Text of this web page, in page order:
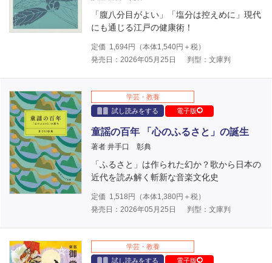
「腹八分目がよい」「塩分は控えめに」現代
にも通じる江戸の健康術！
定価 1,694円（本体1,540円＋税）
発売日：2026年05月25日
判型：文庫判
学芸・教養
試し読みをする
電子版
童謡の百年 「心のふるさと」の誕生
著者 井手口 彰典
「ふるさと」は作られた幻か？歌から日本の
近代を読み解く斬新な音楽文化史
定価 1,518 円（本体1,380円＋税）
発売日：2026年05月25日
判型：文庫判
学芸・教養
試し読みをする
電子版